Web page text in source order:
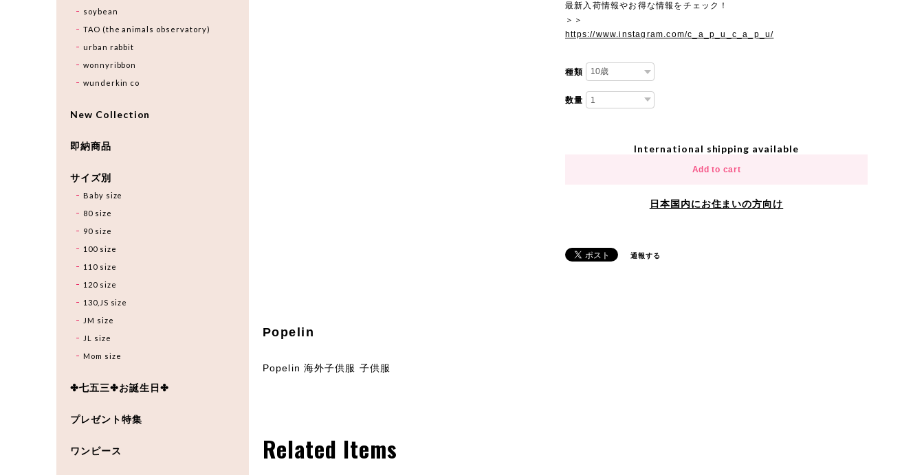
最新入荷情報やお得な情報をチェック！
＞＞
https://www.instagram.com/c_a_p_u_c_a_p_u/
種類
数量
International shipping available
Add to cart
日本国内にお住まいの方向け
通報する
Popelin
Popelin 海外子供服 子供服
Related Items
soybean
TAO (the animals observatory)
urban rabbit
wonnyribbon
wunderkin co
New Collection
即納商品
サイズ別
Baby size
80 size
90 size
100 size
110 size
120 size
130,JS size
JM size
JL size
Mom size
✤七五三✤お誕生日✤
プレゼント特集
ワンピース